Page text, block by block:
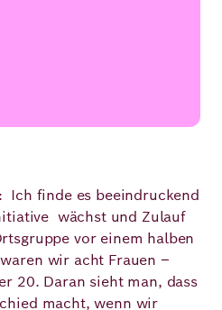
Ich finde es beeindruckend
wächst und Zulauf
vor einem halben
wir acht Frauen –
20. Daran sieht man, dass
macht, wenn wir